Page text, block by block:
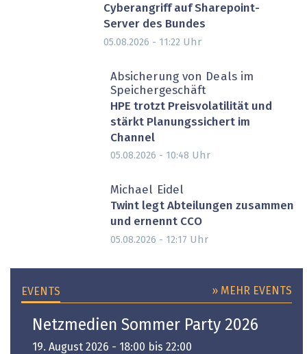
Cyberangriff auf Sharepoint-
Server des Bundes
05.08.2026 - 11:22 Uhr
Absicherung von Deals im
Speichergeschäft
HPE trotzt Preisvolatilität und
stärkt Planungssichert im
Channel
05.08.2026 - 10:48 Uhr
Michael Eidel
Twint legt Abteilungen zusammen
und ernennt CCO
05.08.2026 - 12:17 Uhr
EVENTS » MEHR EVENTS
Netzmedien Sommer Party 2026
19. August 2026 - 18:00 bis 22:00